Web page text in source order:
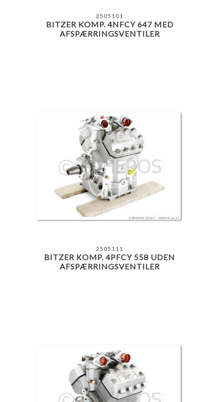
2505101
BITZER KOMP. 4NFCY 647 MED
AFSPÆRRINGSVENTILER
2505111
BITZER KOMP. 4PFCY 558 UDEN
AFSPÆRRINGSVENTILER